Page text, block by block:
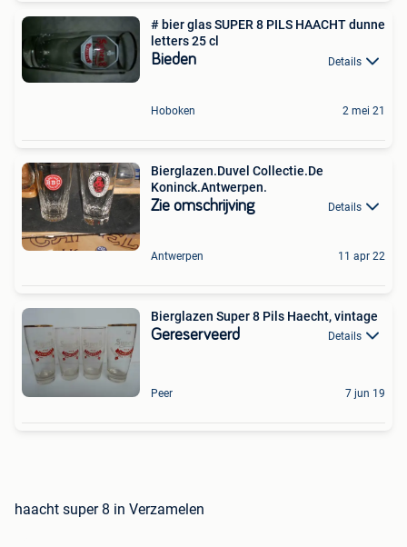
# bier glas SUPER 8 PILS HAACHT dunne
letters 25 cl
Bieden Details
Hoboken 2 mei 21
Bierglazen.Duvel Collectie.De
Koninck.Antwerpen.
Zie omschrijving Details
Antwerpen 11 apr 22
Bierglazen Super 8 Pils Haecht, vintage
Gereserveerd Details
Peer 7 jun 19
haacht super 8 in Verzamelen